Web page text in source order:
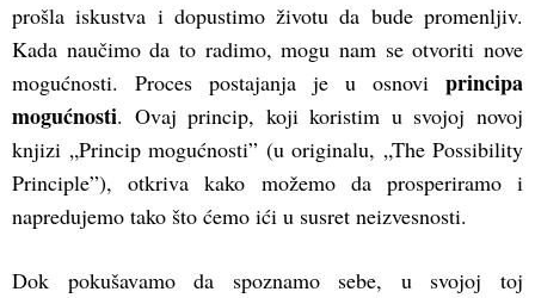
prošla iskustva i dopustimo životu da bude promenljiv.
Kada naučimo da to radimo, mogu nam se otvoriti nove
mogućnosti. Proces postajanja je u osnovi principa
mogućnosti. Ovaj princip, koji koristim u svojoj novoj
knjizi „Princip mogućnosti” (u originalu, „The Possibility
Principle”), otkriva kako možemo da prosperiramo i
napredujemo tako što ćemo ići u susret neizvesnosti.
Dok pokušavamo da spoznamo sebe, u svojoj toj